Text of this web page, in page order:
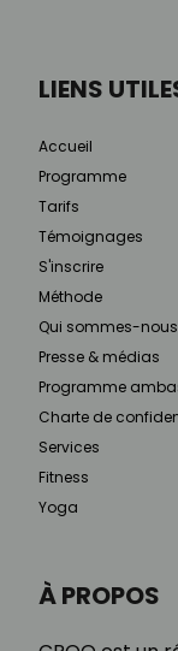
À PROPOS
LIENS
Accueil
Programme
Tarifs
Témoignages
S'inscrire
Méthode
Qui sommes-nous
Presse & médias
Programme
Charte de
Services
Fitness
Yoga